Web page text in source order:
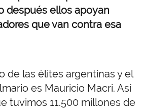
después ellos apoyan
que van contra esa
de las élites argentinas y el
es Mauricio Macri. Así
tuvimos 11.500 millones de